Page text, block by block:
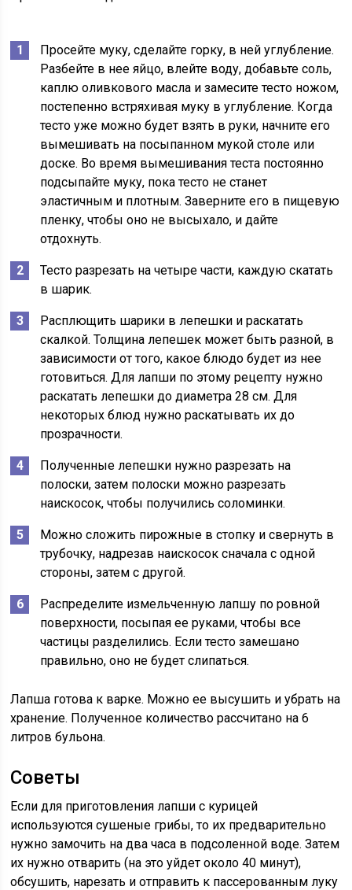
Просейте муку, сделайте горку, в ней углубление.
Разбейте в нее яйцо, влейте воду, добавьте соль,
каплю оливкового масла и замесите тесто ножом,
постепенно встряхивая муку в углубление. Когда
тесто уже можно будет взять в руки, начните его
вымешивать на посыпанном мукой столе или
доске. Во время вымешивания теста постоянно
подсыпайте муку, пока тесто не станет
эластичным и плотным. Заверните его в пищевую
пленку, чтобы оно не высыхало, и дайте
отдохнуть.
Тесто разрезать на четыре части, каждую скатать
в шарик.
Расплющить шарики в лепешки и раскатать
скалкой. Толщина лепешек может быть разной, в
зависимости от того, какое блюдо будет из нее
готовиться. Для лапши по этому рецепту нужно
раскатать лепешки до диаметра 28 см. Для
некоторых блюд нужно раскатывать их до
прозрачности.
Полученные лепешки нужно разрезать на
полоски, затем полоски можно разрезать
наискосок, чтобы получились соломинки.
Можно сложить пирожные в стопку и свернуть в
трубочку, надрезав наискосок сначала с одной
стороны, затем с другой.
Распределите измельченную лапшу по ровной
поверхности, посыпая ее руками, чтобы все
частицы разделились. Если тесто замешано
правильно, оно не будет слипаться.
Лапша готова к варке. Можно ее высушить и убрать на
хранение. Полученное количество рассчитано на 6
литров бульона.
Советы
Если для приготовления лапши с курицей
используются сушеные грибы, то их предварительно
нужно замочить на два часа в подсоленной воде. Затем
их нужно отварить (на это уйдет около 40 минут),
обсушить, нарезать и отправить к пассерованным луку